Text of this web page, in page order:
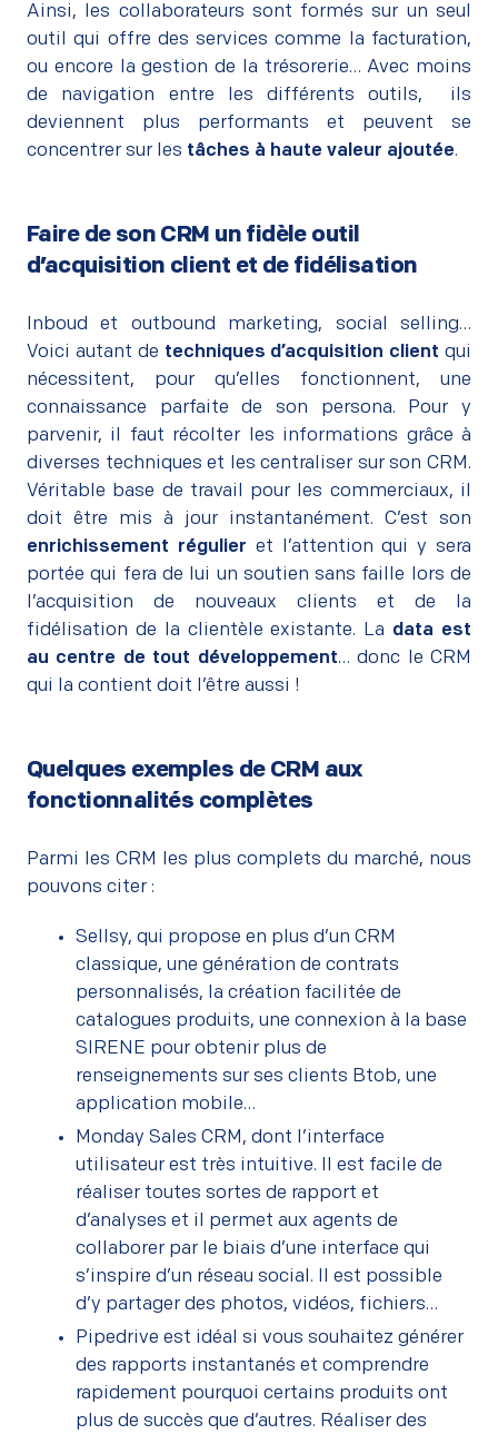
Ainsi, les collaborateurs sont formés sur un seul
outil qui offre des services comme la facturation,
ou encore la gestion de la trésorerie… Avec moins
de navigation entre les différents outils, ils
deviennent plus performants et peuvent se
concentrer sur les tâches à haute valeur ajoutée.
Faire de son CRM un fidèle outil
d’acquisition client et de fidélisation
Inboud et outbound marketing, social selling…
Voici autant de techniques d’acquisition client qui
nécessitent, pour qu’elles fonctionnent, une
connaissance parfaite de son persona. Pour y
parvenir, il faut récolter les informations grâce à
diverses techniques et les centraliser sur son CRM.
Véritable base de travail pour les commerciaux, il
doit être mis à jour instantanément. C’est son
enrichissement régulier et l’attention qui y sera
portée qui fera de lui un soutien sans faille lors de
l’acquisition de nouveaux clients et de la
fidélisation de la clientèle existante. La data est
au centre de tout développement… donc le CRM
qui la contient doit l’être aussi !
Quelques exemples de CRM aux
fonctionnalités complètes
Parmi les CRM les plus complets du marché, nous
pouvons citer :
Sellsy, qui propose en plus d’un CRM
classique, une génération de contrats
personnalisés, la création facilitée de
catalogues produits, une connexion à la base
SIRENE pour obtenir plus de
renseignements sur ses clients Btob, une
application mobile…
Monday Sales CRM, dont l’interface
utilisateur est très intuitive. Il est facile de
réaliser toutes sortes de rapport et
d’analyses et il permet aux agents de
collaborer par le biais d’une interface qui
s’inspire d’un réseau social. Il est possible
d’y partager des photos, vidéos, fichiers…
Pipedrive est idéal si vous souhaitez générer
des rapports instantanés et comprendre
rapidement pourquoi certains produits ont
plus de succès que d’autres. Réaliser des